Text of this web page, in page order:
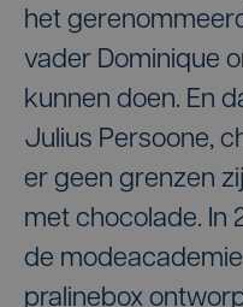
het
vader Dominique
kunnen doen. En
Julius Persoone,
er geen grenzen
met chocolade. In
de
pralinebox